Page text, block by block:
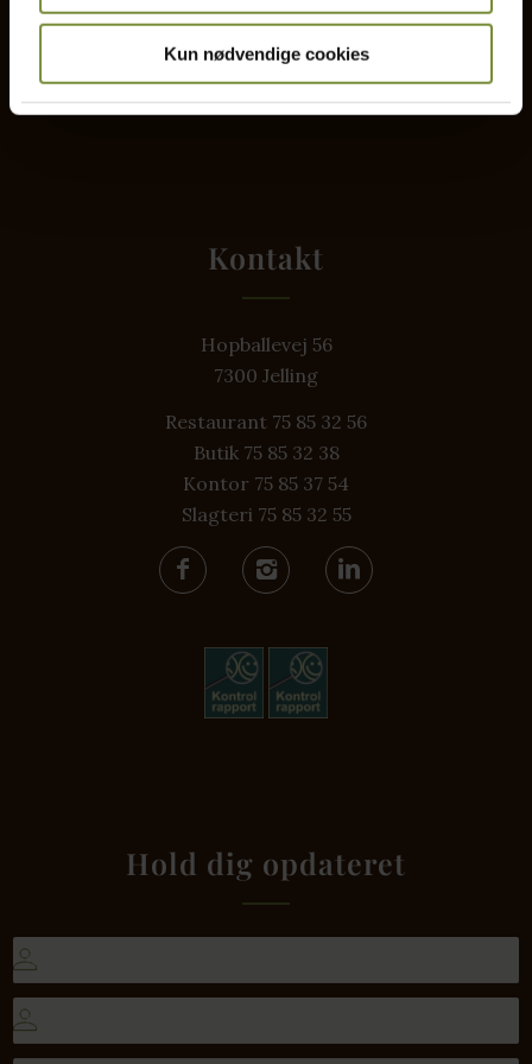
Kun nødvendige cookies
Restaurant
Kontakt
Kontakt
Hopballevej 56
7300 Jelling
Restaurant 75 85 32 56
Butik 75 85 32 38
Kontor 75 85 37 54
Slagteri 75 85 32 55
Hold dig opdateret